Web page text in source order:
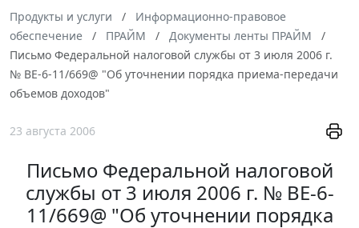
Продукты и услуги
Информационно-правовое
обеспечение
ПРАЙМ
Документы ленты ПРАЙМ
Письмо Федеральной налоговой службы от 3 июля 2006 г.
№ ВЕ-6-11/669@ "Об уточнении порядка приема-передачи
объемов доходов"
23 августа 2006
Письмо Федеральной налоговой
службы от 3 июля 2006 г. № ВЕ-6-
11/669@ "Об уточнении порядка